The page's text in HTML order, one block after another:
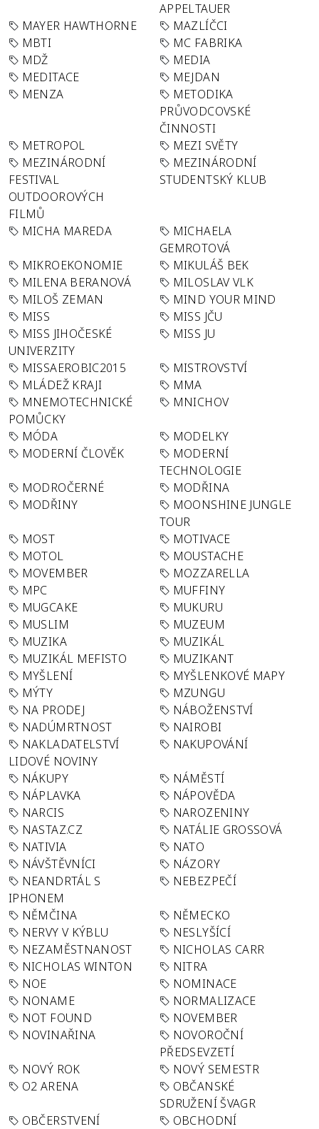
APPELTAUER
MAYER HAWTHORNE
MAZLÍČCI
MBTI
MC FABRIKA
MDŽ
MEDIA
MEDITACE
MEJDAN
MENZA
METODIKA
PRŮVODCOVSKÉ
ČINNOSTI
METROPOL
MEZI SVĚTY
MEZINÁRODNÍ
FESTIVAL
OUTDOOROVÝCH
FILMŮ
MEZINÁRODNÍ
STUDENTSKÝ KLUB
MICHA MAREDA
MICHAELA
GEMROTOVÁ
MIKROEKONOMIE
MIKULÁŠ BEK
MILENA BERANOVÁ
MILOSLAV VLK
MILOŠ ZEMAN
MIND YOUR MIND
MISS
MISS JČU
MISS JIHOČESKÉ
UNIVERZITY
MISS JU
MISSAEROBIC2015
MISTROVSTVÍ
MLÁDEŽ KRAJI
MMA
MNEMOTECHNICKÉ
POMŮCKY
MNICHOV
MÓDA
MODELKY
MODERNÍ ČLOVĚK
MODERNÍ
TECHNOLOGIE
MODROČERNÉ
MODŘINA
MODŘINY
MOONSHINE JUNGLE
TOUR
MOST
MOTIVACE
MOTOL
MOUSTACHE
MOVEMBER
MOZZARELLA
MPC
MUFFINY
MUGCAKE
MUKURU
MUSLIM
MUZEUM
MUZIKA
MUZIKÁL
MUZIKÁL MEFISTO
MUZIKANT
MYŠLENÍ
MYŠLENKOVÉ MAPY
MÝTY
MZUNGU
NA PRODEJ
NÁBOŽENSTVÍ
NADÚMRTNOST
NAIROBI
NAKLADATELSTVÍ
LIDOVÉ NOVINY
NAKUPOVÁNÍ
NÁKUPY
NÁMĚSTÍ
NÁPLAVKA
NÁPOVĚDA
NARCIS
NAROZENINY
NASTAZ.CZ
NATÁLIE GROSSOVÁ
NATIVIA
NATO
NÁVŠTĚVNÍCI
NÁZORY
NEANDRTÁL S
IPHONEM
NEBEZPEČÍ
NĚMČINA
NĚMECKO
NERVY V KÝBLU
NESLYŠÍCÍ
NEZAMĚSTNANOST
NICHOLAS CARR
NICHOLAS WINTON
NITRA
NOE
NOMINACE
NONAME
NORMALIZACE
NOT FOUND
NOVEMBER
NOVINAŘINA
NOVOROČNÍ
PŘEDSEVZETÍ
NOVÝ ROK
NOVÝ SEMESTR
O2 ARENA
OBČANSKÉ
SDRUŽENÍ ŠVAGR
OBČERSTVENÍ
OBCHODNÍ